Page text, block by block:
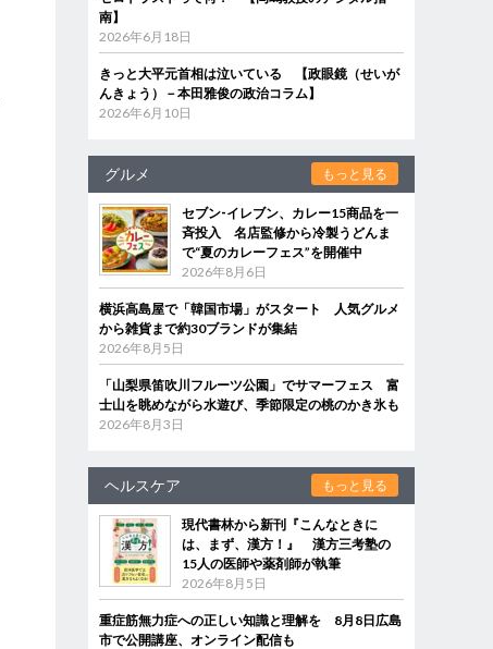
南】
2026年6月18日
きっと大平元首相は泣いている 【政眼鏡（せいが
んきょう）－本田雅俊の政治コラム】
2026年6月10日
グルメ もっと見る
セブン‐イレブン、カレー15商品を一
斉投入 名店監修から冷製うどんま
で“夏のカレーフェス”を開催中
2026年8月6日
横浜高島屋で「韓国市場」がスタート 人気グルメ
から雑貨まで約30ブランドが集結
2026年8月5日
「山梨県笛吹川フルーツ公園」でサマーフェス 富
士山を眺めながら水遊び、季節限定の桃のかき氷も
2026年8月3日
ヘルスケア もっと見る
現代書林から新刊『こんなときに
は、まず、漢方！』 漢方三考塾の
15人の医師や薬剤師が執筆
2026年8月5日
重症筋無力症への正しい知識と理解を 8月8日広島
市で公開講座、オンライン配信も